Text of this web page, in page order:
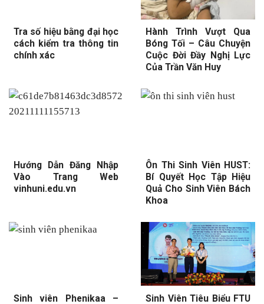
Tra số hiệu bằng đại học
cách kiểm tra thông tin
chính xác
Hành Trình Vượt Qua
Bóng Tối – Câu Chuyện
Cuộc Đời Đầy Nghị Lực
Của Trần Văn Huy
Hướng Dẫn Đăng Nhập
Vào Trang Web
vinhuni.edu.vn
Ôn Thi Sinh Viên HUST:
Bí Quyết Học Tập Hiệu
Quả Cho Sinh Viên Bách
Khoa
Sinh viên Phenikaa –
Sinh Viên Tiêu Biểu FTU